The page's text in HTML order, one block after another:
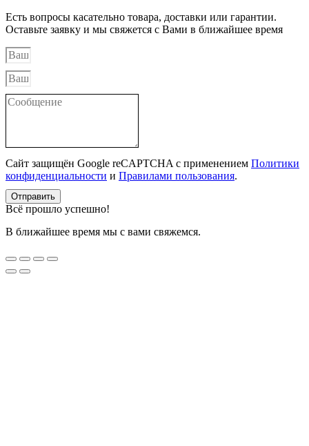
Есть вопросы касательно товара, доставки или гарантии.
Оставьте заявку и мы свяжется с Вами в ближайшее время
Сайт защищён Google reCAPTCHA с применением Политики
конфиденциальности и Правилами пользования.
Отправить
Всё прошло успешно!
В ближайшее время мы с вами свяжемся.